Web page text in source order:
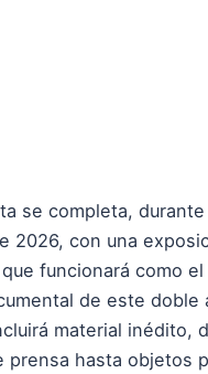
se completa,
2026, con una
funcionará como
de este doble
material inédito,
prensa hasta objetos